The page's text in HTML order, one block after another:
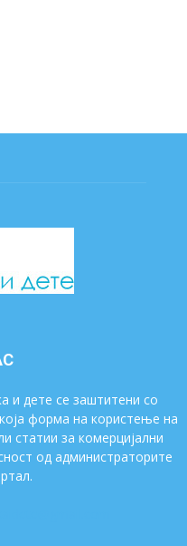
и дете се заштитени со
форма на користење на
статии за комерцијални
од администраторите